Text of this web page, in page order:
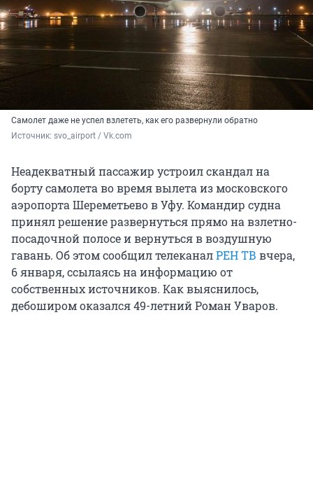
Самолет даже не успел взлететь, как его развернули обратно
Источник: svo_airport / Vk.com
Неадекватный пассажир устроил скандал на
борту самолета во время вылета из московского
аэропорта Шереметьево в Уфу. Командир судна
принял решение развернуться прямо на взлетно-
посадочной полосе и вернуться в воздушную
гавань. Об этом сообщил телеканалРЕН ТВ вчера,
6 января, ссылаясь на информацию от
собственных источников. Как выяснилось,
дебоширом оказался 49-летний Роман Уваров.